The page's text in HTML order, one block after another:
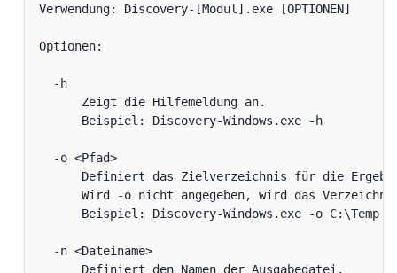
Verwendung: Discovery-[Modul].exe [OPTIONEN]
Optionen:
  -h
      Zeigt die Hilfemeldung an.
      Beispiel: Discovery-Windows.exe -h
  -o <Pfad>
Definiert das Zielverzeichnis für die
Wird -o nicht angegeben, wird das
      Beispiel: Discovery-Windows.exe -o C:\Temp
  -n <Dateiname>
      Definiert den Namen der Ausgabedatei.